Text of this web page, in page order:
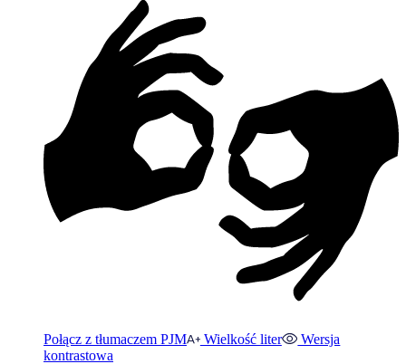
Połącz z tłumaczem PJM Wielkość liter
Wersja
kontrastowa